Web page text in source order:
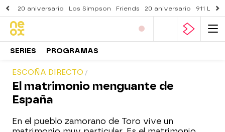
20 aniversario Los Simpson Friends 20 aniversario 911
SERIES PROGRAMAS
ESCOÑA DIRECTO
El matrimonio menguante de
España
En el pueblo zamorano de Toro vive un